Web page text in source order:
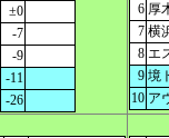
±0
-7
-9
-11
-26
6 厚
7 横
8 エ
9 境
10 ア